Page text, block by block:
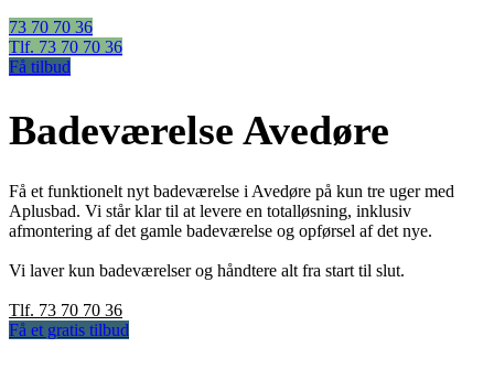
73 70 70 36
Tlf. 73 70 70 36
Få tilbud
Badeværelse Avedøre
Få et funktionelt nyt badeværelse i Avedøre på kun tre uger med
Aplusbad. Vi står klar til at levere en totalløsning, inklusiv
afmontering af det gamle badeværelse og opførsel af det nye.
Vi laver kun badeværelser og håndtere alt fra start til slut.
Tlf. 73 70 70 36
Få et gratis tilbud